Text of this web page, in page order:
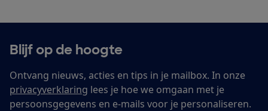
Blijf op de hoogte
Ontvang nieuws, acties en tips in je mailbox. In onze
privacyverklaring lees je hoe we omgaan met je
persoonsgegevens en e-mails voor je personaliseren.